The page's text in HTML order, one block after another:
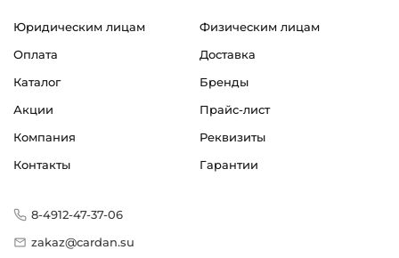
Юридическим лицам
Физическим лицам
Оплата
Доставка
Каталог
Бренды
Акции
Прайс-лист
Компания
Реквизиты
Контакты
Гарантии
8-4912-47-37-06
zakaz@cardan.su